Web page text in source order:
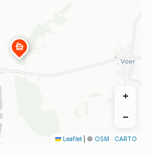
cabin
+
−
Leaflet © OSM · CARTO